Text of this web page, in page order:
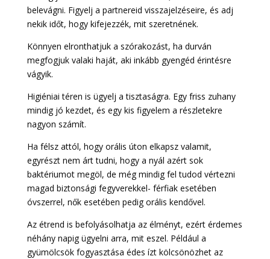
belevágni. Figyelj a partnereid visszajelzéseire, és adj
nekik időt, hogy kifejezzék, mit szeretnének.
Könnyen elronthatjuk a szórakozást, ha durván
megfogjuk valaki haját, aki inkább gyengéd érintésre
vágyik.
Higiéniai téren is ügyelj a tisztaságra. Egy friss zuhany
mindig jó kezdet, és egy kis figyelem a részletekre
nagyon számít.
Ha félsz attól, hogy orális úton elkapsz valamit,
egyrészt nem árt tudni, hogy a nyál azért sok
baktériumot megöl, de még mindig fel tudod vértezni
magad biztonsági fegyverekkel- férfiak esetében
óvszerrel, nők esetében pedig orális kendővel.
Az étrend is befolyásolhatja az élményt, ezért érdemes
néhány napig ügyelni arra, mit eszel. Például a
gyümölcsök fogyasztása édes ízt kölcsönözhet az